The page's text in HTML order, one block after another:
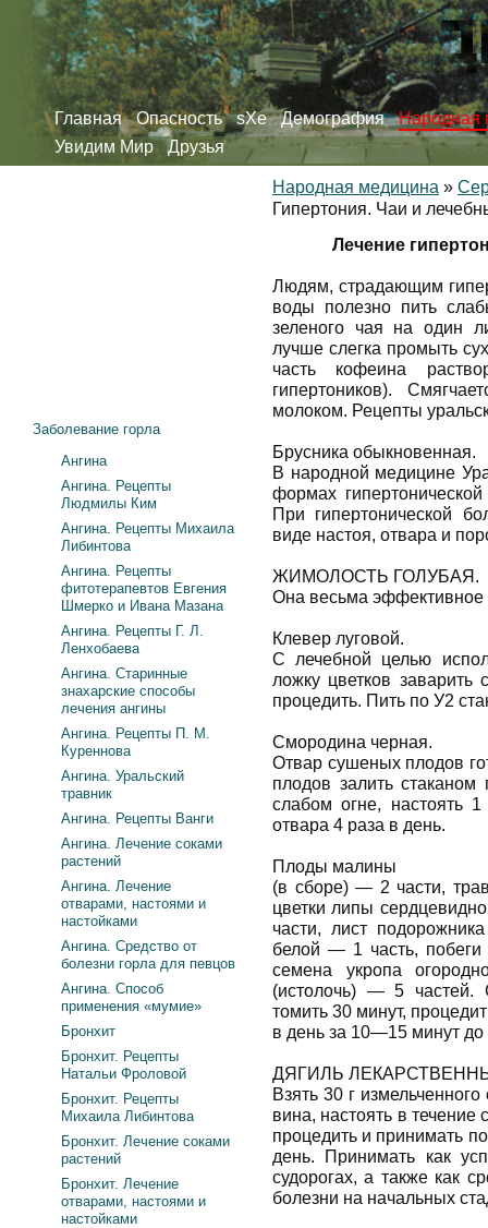
Главная Опасность sXe Демография
Народная
Увидим Мир
Друзья
Народная медицина »
Гипертония. Чаи и
Лечение
Людям, страдающим
воды полезно пить
зеленого чая на один
лучше слегка промыть
часть кофеина
гипертоников).
молоком. Рецепты
Брусника обыкновенная.
В народной медицине
формах
При гипертонической
виде настоя, отвара и
ЖИМОЛОСТЬ ГОЛУБАЯ.
Она весьма эффективное
Клевер луговой.
С лечебной целью
ложку цветков заварить
процедить. Пить по У2
Смородина черная.
Отвар сушеных плодов
плодов залить
слабом огне, настоять
отвара 4 раза в день.
Плоды малины
(в сборе) — 2 части,
цветки липы
части, лист
белой — 1 часть,
семена укропа
(истолочь) — 5 частей.
томить 30 минут,
в день за 10—15 минут
ДЯГИЛЬ
Взять 30 г
вина, настоять в течение
процедить и принимать
день. Принимать как
судорогах, а также как
болезни на начальных
Заболевание горла
Ангина
Ангина. Рецепты
Людмилы Ким
Ангина. Рецепты Михаила
Либинтова
Ангина. Рецепты
фитотерапевтов Евгения
Шмерко и Ивана Мазана
Ангина. Рецепты Г. Л.
Ленхобаева
Ангина. Старинные
знахарские способы
лечения ангины
Ангина. Рецепты П. М.
Куреннова
Ангина. Уральский
травник
Ангина. Рецепты Ванги
Ангина. Лечение соками
растений
Ангина. Лечение
отварами, настоями и
настойками
Ангина. Средство от
болезни горла для певцов
Ангина. Способ
применения «мумие»
Бронхит
Бронхит. Рецепты
Натальи Фроловой
Бронхит. Рецепты
Михаила Либинтова
Бронхит. Лечение соками
растений
Бронхит. Лечение
отварами, настоями и
настойками